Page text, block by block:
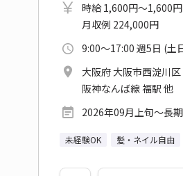
時給 1,600円～1,600円
月収例 224,000円
9:00～17:00 週5日 (土
大阪府 大阪市西淀川区
阪神なんば線 福駅 他
2026年09月上旬～長期
未経験OK 髪・ネイル自由